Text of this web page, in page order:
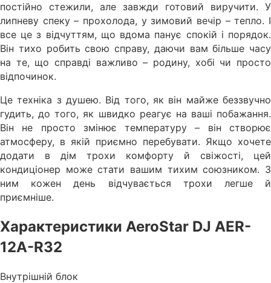
постійно стежили, але завжди готовий виручити. У
липневу спеку – прохолода, у зимовий вечір – тепло. І
все це з відчуттям, що вдома панує спокій і порядок.
Він тихо робить свою справу, даючи вам більше часу
на те, що справді важливо – родину, хобі чи просто
відпочинок.
Це техніка з душею. Від того, як він майже беззвучно
гудить, до того, як швидко реагує на ваші побажання.
Він не просто змінює температуру – він створює
атмосферу, в якій приємно перебувати. Якщо хочете
додати в дім трохи комфорту й свіжості, цей
кондиціонер може стати вашим тихим союзником. З
ним кожен день відчувається трохи легше й
приємніше.
Характеристики AeroStar DJ AER-
12A-R32
Внутрішній блок